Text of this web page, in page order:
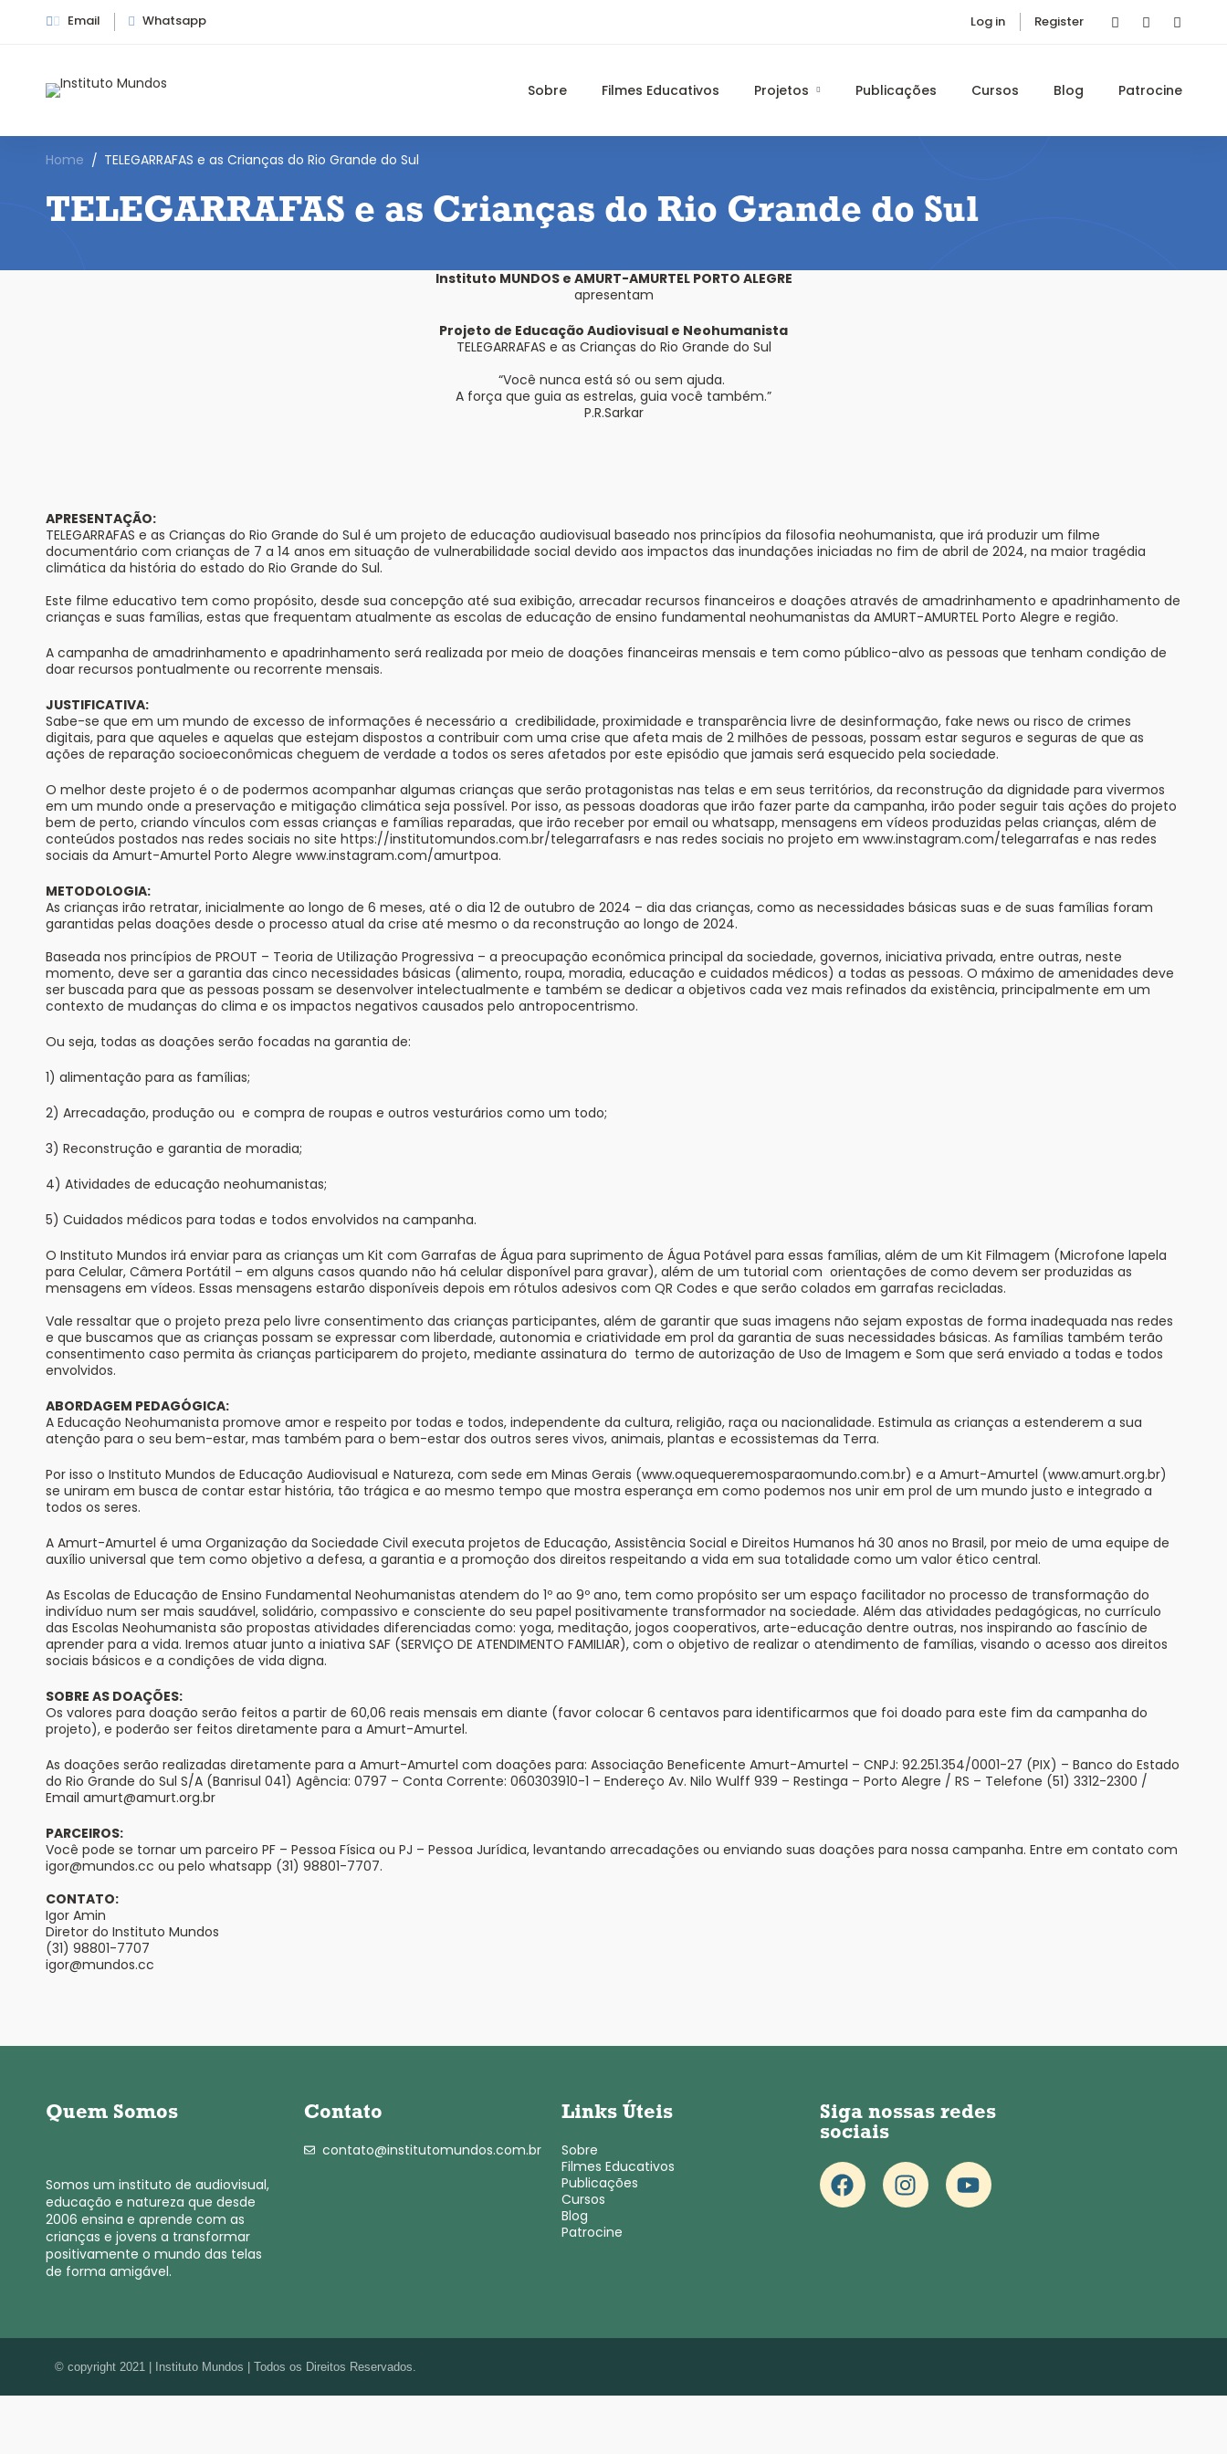
Email Whatsapp Log in Register
Sobre Filmes Educativos Projetos Publicações Cursos Blog Patrocine
Home TELEGARRAFAS e as Crianças do Rio Grande do Sul
TELEGARRAFAS e as Crianças do Rio Grande do Sul
Instituto MUNDOS e AMURT-AMURTEL PORTO ALEGRE
apresentam
Projeto de Educação Audiovisual e Neohumanista
TELEGARRAFAS e as Crianças do Rio Grande do Sul
“Você nunca está só ou sem ajuda.
A força que guia as estrelas, guia você também.”
P.R.Sarkar
APRESENTAÇÃO:
TELEGARRAFAS e as Crianças do Rio Grande do Sul é um projeto de educação audiovisual baseado nos princípios da filosofia neohumanista, que irá produzir um filme
documentário com crianças de 7 a 14 anos em situação de vulnerabilidade social devido aos impactos das inundações iniciadas no fim de abril de 2024, na maior tragédia
climática da história do estado do Rio Grande do Sul.
Este filme educativo tem como propósito, desde sua concepção até sua exibição, arrecadar recursos financeiros e doações através de amadrinhamento e apadrinhamento de
crianças e suas famílias, estas que frequentam atualmente as escolas de educação de ensino fundamental neohumanistas da AMURT-AMURTEL Porto Alegre e região.
A campanha de amadrinhamento e apadrinhamento será realizada por meio de doações financeiras mensais e tem como público-alvo as pessoas que tenham condição de
doar recursos pontualmente ou recorrente mensais.
JUSTIFICATIVA:
Sabe-se que em um mundo de excesso de informações é necessário a credibilidade, proximidade e transparência livre de desinformação, fake news ou risco de crimes
digitais, para que aqueles e aquelas que estejam dispostos a contribuir com uma crise que afeta mais de 2 milhões de pessoas, possam estar seguros e seguras de que as
ações de reparação socioeconômicas cheguem de verdade a todos os seres afetados por este episódio que jamais será esquecido pela sociedade.
O melhor deste projeto é o de podermos acompanhar algumas crianças que serão protagonistas nas telas e em seus territórios, da reconstrução da dignidade para vivermos
em um mundo onde a preservação e mitigação climática seja possível. Por isso, as pessoas doadoras que irão fazer parte da campanha, irão poder seguir tais ações do projeto
bem de perto, criando vínculos com essas crianças e famílias reparadas, que irão receber por email ou whatsapp, mensagens em vídeos produzidas pelas crianças, além de
conteúdos postados nas redes sociais no site https://institutomundos.com.br/telegarrafasrs e nas redes sociais no projeto em www.instagram.com/telegarrafas e nas redes
sociais da Amurt-Amurtel Porto Alegre www.instagram.com/amurtpoa.
METODOLOGIA:
As crianças irão retratar, inicialmente ao longo de 6 meses, até o dia 12 de outubro de 2024 – dia das crianças, como as necessidades básicas suas e de suas famílias foram
garantidas pelas doações desde o processo atual da crise até mesmo o da reconstrução ao longo de 2024.
Baseada nos princípios de PROUT – Teoria de Utilização Progressiva – a preocupação econômica principal da sociedade, governos, iniciativa privada, entre outras, neste
momento, deve ser a garantia das cinco necessidades básicas (alimento, roupa, moradia, educação e cuidados médicos) a todas as pessoas. O máximo de amenidades deve
ser buscada para que as pessoas possam se desenvolver intelectualmente e também se dedicar a objetivos cada vez mais refinados da existência, principalmente em um
contexto de mudanças do clima e os impactos negativos causados pelo antropocentrismo.
Ou seja, todas as doações serão focadas na garantia de:
1) alimentação para as famílias;
2) Arrecadação, produção ou e compra de roupas e outros vesturários como um todo;
3) Reconstrução e garantia de moradia;
4) Atividades de educação neohumanistas;
5) Cuidados médicos para todas e todos envolvidos na campanha.
O Instituto Mundos irá enviar para as crianças um Kit com Garrafas de Água para suprimento de Água Potável para essas famílias, além de um Kit Filmagem (Microfone lapela
para Celular, Câmera Portátil – em alguns casos quando não há celular disponível para gravar), além de um tutorial com orientações de como devem ser produzidas as
mensagens em vídeos. Essas mensagens estarão disponíveis depois em rótulos adesivos com QR Codes e que serão colados em garrafas recicladas.
Vale ressaltar que o projeto preza pelo livre consentimento das crianças participantes, além de garantir que suas imagens não sejam expostas de forma inadequada nas redes
e que buscamos que as crianças possam se expressar com liberdade, autonomia e criatividade em prol da garantia de suas necessidades básicas. As famílias também terão
consentimento caso permita às crianças participarem do projeto, mediante assinatura do termo de autorização de Uso de Imagem e Som que será enviado a todas e todos
envolvidos.
ABORDAGEM PEDAGÓGICA:
A Educação Neohumanista promove amor e respeito por todas e todos, independente da cultura, religião, raça ou nacionalidade. Estimula as crianças a estenderem a sua
atenção para o seu bem-estar, mas também para o bem-estar dos outros seres vivos, animais, plantas e ecossistemas da Terra.
Por isso o Instituto Mundos de Educação Audiovisual e Natureza, com sede em Minas Gerais (www.oquequeremosparaomundo.com.br) e a Amurt-Amurtel (www.amurt.org.br)
se uniram em busca de contar estar história, tão trágica e ao mesmo tempo que mostra esperança em como podemos nos unir em prol de um mundo justo e integrado a
todos os seres.
A Amurt-Amurtel é uma Organização da Sociedade Civil executa projetos de Educação, Assistência Social e Direitos Humanos há 30 anos no Brasil, por meio de uma equipe de
auxílio universal que tem como objetivo a defesa, a garantia e a promoção dos direitos respeitando a vida em sua totalidade como um valor ético central.
As Escolas de Educação de Ensino Fundamental Neohumanistas atendem do 1º ao 9º ano, tem como propósito ser um espaço facilitador no processo de transformação do
indivíduo num ser mais saudável, solidário, compassivo e consciente do seu papel positivamente transformador na sociedade. Além das atividades pedagógicas, no currículo
das Escolas Neohumanista são propostas atividades diferenciadas como: yoga, meditação, jogos cooperativos, arte-educação dentre outras, nos inspirando ao fascínio de
aprender para a vida. Iremos atuar junto a iniativa SAF (SERVIÇO DE ATENDIMENTO FAMILIAR), com o objetivo de realizar o atendimento de famílias, visando o acesso aos direitos
sociais básicos e a condições de vida digna.
SOBRE AS DOAÇÕES:
Os valores para doação serão feitos a partir de 60,06 reais mensais em diante (favor colocar 6 centavos para identificarmos que foi doado para este fim da campanha do
projeto), e poderão ser feitos diretamente para a Amurt-Amurtel.
As doações serão realizadas diretamente para a Amurt-Amurtel com doações para: Associação Beneficente Amurt-Amurtel – CNPJ: 92.251.354/0001-27 (PIX) – Banco do Estado
do Rio Grande do Sul S/A (Banrisul 041) Agência: 0797 – Conta Corrente: 060303910-1 – Endereço Av. Nilo Wulff 939 – Restinga – Porto Alegre / RS – Telefone (51) 3312-2300 /
Email amurt@amurt.org.br
PARCEIROS:
Você pode se tornar um parceiro PF – Pessoa Física ou PJ – Pessoa Jurídica, levantando arrecadações ou enviando suas doações para nossa campanha. Entre em contato com
igor@mundos.cc ou pelo whatsapp (31) 98801-7707.
CONTATO:
Igor Amin
Diretor do Instituto Mundos
(31) 98801-7707
igor@mundos.cc
Quem Somos
Somos um instituto de audiovisual,
educação e natureza que desde
2006 ensina e aprende com as
crianças e jovens a transformar
positivamente o mundo das telas
de forma amigável.
Contato
contato@institutomundos.com.br
Links Úteis
Sobre
Filmes Educativos
Publicações
Cursos
Blog
Patrocine
Siga nossas redes
sociais
© copyright 2021 | Instituto Mundos | Todos os Direitos Reservados.